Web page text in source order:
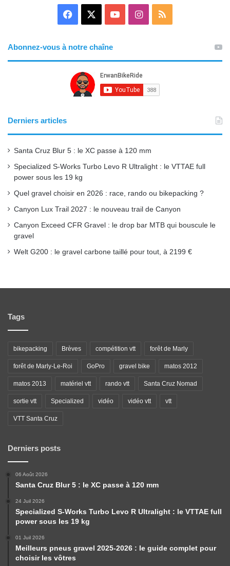
e
b
o
T
u
e
I
a
r
Abonnez-vous à notre chaîne
Derniers articles
Santa Cruz Blur 5 : le XC passe à 120 mm
Specialized S-Works Turbo Levo R Ultralight : le VTTAE full
power sous les 19 kg
Quel gravel choisir en 2026 : race, rando ou bikepacking ?
Canyon Lux Trail 2027 : le nouveau trail de Canyon
Canyon Exceed CFR Gravel : le drop bar MTB qui bouscule le
gravel
Welt G200 : le gravel carbone taillé pour tout, à 2199 €
Tags
bikepacking Brèves compétition vtt forêt de Marly
forêt de Marly-Le-Roi GoPro gravel bike matos 2012
matos 2013 matériel vtt rando vtt Santa Cruz Nomad
sortie vtt Specialized vidéo vidéo vtt vtt
VTT Santa Cruz
Derniers posts
06 Août 2026
Santa Cruz Blur 5 : le XC passe à 120 mm
24 Juil 2026
Specialized S-Works Turbo Levo R Ultralight : le VTTAE full
power sous les 19 kg
01 Juil 2026
Meilleurs pneus gravel 2025-2026 : le guide complet pour
choisir les vôtres